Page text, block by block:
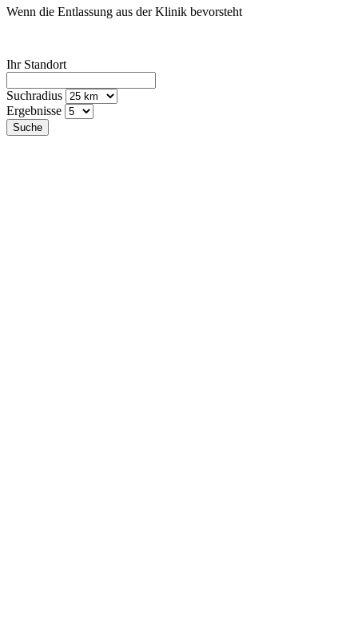
Wenn die Entlassung aus der Klinik bevorsteht
Ihr Standort
Suchradius
Ergebnisse